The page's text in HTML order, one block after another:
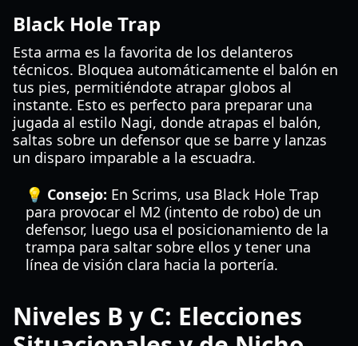
Black Hole Trap
Esta arma es la favorita de los delanteros
técnicos. Bloquea automáticamente el balón en
tus pies, permitiéndote atrapar globos al
instante. Esto es perfecto para preparar una
jugada al estilo Nagi, donde atrapas el balón,
saltas sobre un defensor que se barre y lanzas
un disparo imparable a la escuadra.
💡 Consejo: En Scrims, usa Black Hole Trap
para provocar el M2 (intento de robo) de un
defensor, luego usa el posicionamiento de la
trampa para saltar sobre ellos y tener una
línea de visión clara hacia la portería.
Niveles B y C: Elecciones